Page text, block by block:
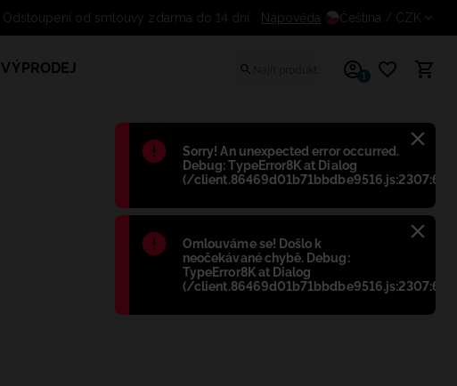
Błąd:
Sorry! An unexpected error occurred.
Debug: TypeError8K at Dialog
(/
Błąd:
Omlouváme se! Došlo k
neočekávané chybě. Debug:
TypeError8K at Dialog
(/
Odstoupení od smlouvy zdarma do 14 dní Nápověda Čeština / CZK
VÝPRODEJ 1